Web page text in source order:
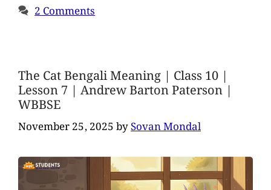
2 Comments
The Cat Bengali Meaning | Class 10 |
Lesson 7 | Andrew Barton Paterson |
WBBSE
November 25, 2025bySovan Mondal